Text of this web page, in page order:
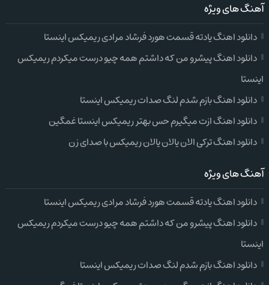
آهنگ های ویژه
دانلود اهنگ یادته قسمت هورد فرشاد مرادی ریمیکس اینستا
دانلود اهنگ پیشرو من که داشتم همه چیو درست میکردم ریمیکس
اینستا
دانلود اهنگ بازم شدم لنگ صدات ریمیکس اینستا
دانلود اهنگ ازت میگیرم حس بهتر ریمیکس اینستا غمگین
دانلود اهنگ ترکی الان یالان یالان ریمیکس با صدای زن
آهنگ های ویژه
دانلود اهنگ یادته قسمت هورد فرشاد مرادی ریمیکس اینستا
دانلود اهنگ پیشرو من که داشتم همه چیو درست میکردم ریمیکس
اینستا
دانلود اهنگ بازم شدم لنگ صدات ریمیکس اینستا